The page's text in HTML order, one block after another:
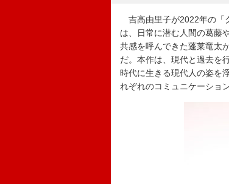
吉高由里子が2022年の「
は、日常に潜む人間の葛藤
共感を呼んできた蓬莱竜太
だ。本作は、現代と過去を
時代に生きる現代人の姿を
れぞれのコミュニケーショ